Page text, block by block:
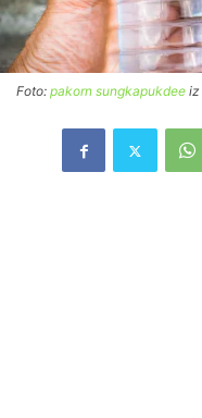
Foto: pakorn sungkapukdee iz